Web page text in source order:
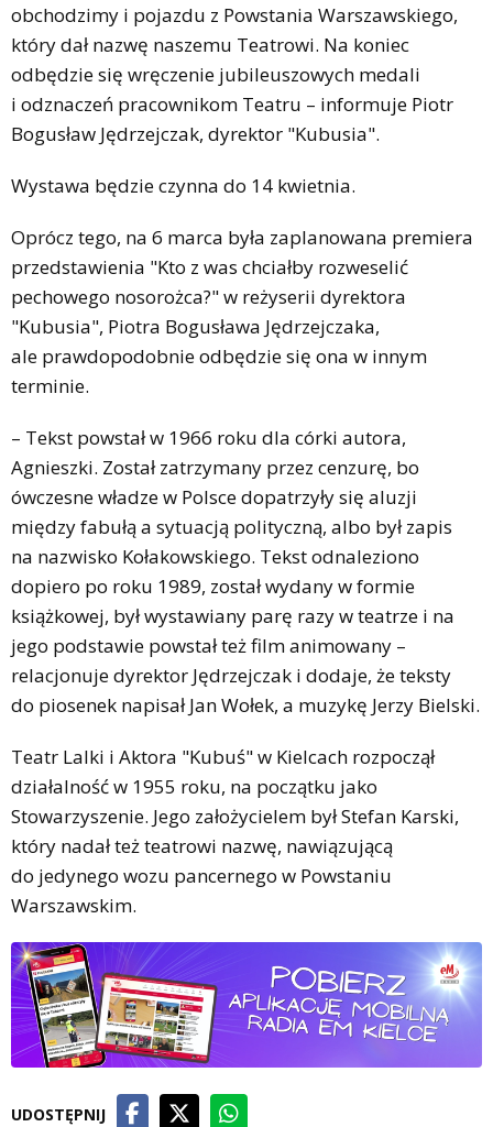
obchodzimy i pojazdu z Powstania Warszawskiego,
który dał nazwę naszemu Teatrowi. Na koniec
odbędzie się wręczenie jubileuszowych medali
i odznaczeń pracownikom Teatru – informuje Piotr
Bogusław Jędrzejczak, dyrektor "Kubusia".
Wystawa będzie czynna do 14 kwietnia.
Oprócz tego, na 6 marca była zaplanowana premiera
przedstawienia "Kto z was chciałby rozweselić
pechowego nosorożca?" w reżyserii dyrektora
"Kubusia", Piotra Bogusława Jędrzejczaka,
ale prawdopodobnie odbędzie się ona w innym
terminie.
– Tekst powstał w 1966 roku dla córki autora,
Agnieszki. Został zatrzymany przez cenzurę, bo
ówczesne władze w Polsce dopatrzyły się aluzji
między fabułą a sytuacją polityczną, albo był zapis
na nazwisko Kołakowskiego. Tekst odnaleziono
dopiero po roku 1989, został wydany w formie
książkowej, był wystawiany parę razy w teatrze i na
jego podstawie powstał też film animowany –
relacjonuje dyrektor Jędrzejczak i dodaje, że teksty
do piosenek napisał Jan Wołek, a muzykę Jerzy Bielski.
Teatr Lalki i Aktora "Kubuś" w Kielcach rozpoczął
działalność w 1955 roku, na początku jako
Stowarzyszenie. Jego założycielem był Stefan Karski,
który nadał też teatrowi nazwę, nawiązującą
do jedynego wozu pancernego w Powstaniu
Warszawskim.
UDOSTĘPNIJ